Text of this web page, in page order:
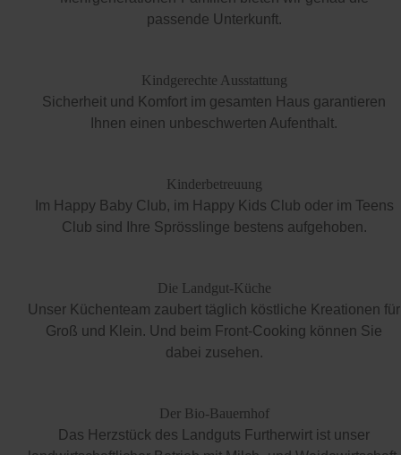
passende Unterkunft.
Kindgerechte Ausstattung
Sicherheit und Komfort im gesamten Haus garantieren
Ihnen einen unbeschwerten Aufenthalt.
Kinderbetreuung
Im Happy Baby Club, im Happy Kids Club oder im Teens
Club sind Ihre Sprösslinge bestens aufgehoben.
Die Landgut-Küche
Unser Küchenteam zaubert täglich köstliche Kreationen für
Groß und Klein. Und beim Front-Cooking können Sie
dabei zusehen.
Der Bio-Bauernhof
Das Herzstück des Landguts Furtherwirt ist unser